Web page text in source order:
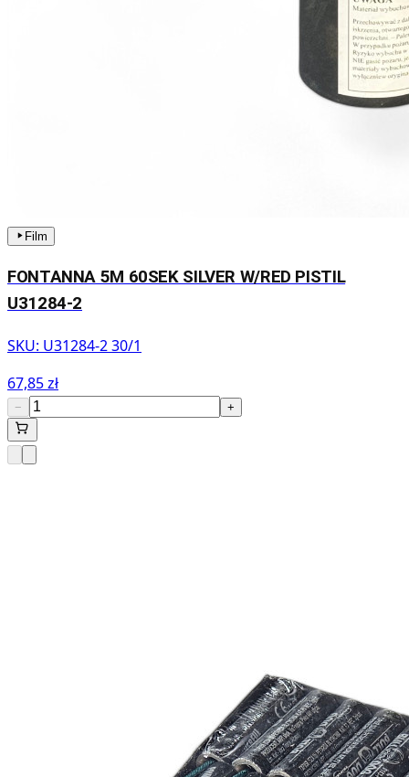
Film
FONTANNA 5M 60SEK SILVER W/RED PISTIL
U31284-2
SKU: U31284-2 30/1
67,85 zł
− +